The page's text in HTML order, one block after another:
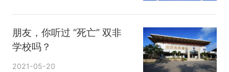
朋友，你听过 “死亡” 双非
学校吗？
2021-05-20